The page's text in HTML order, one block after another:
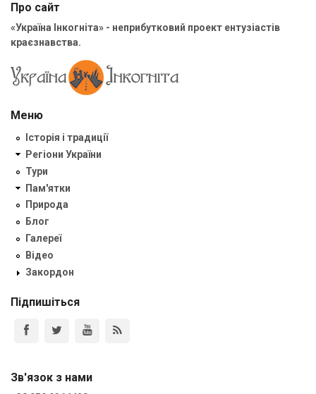
Про сайт
«Україна Інкогніта» - неприбутковий проект ентузіастів
краєзнавства.
Меню
Історія і традиції
Регіони України
Тури
Пам'ятки
Природа
Блог
Галереї
Відео
Закордон
Підпишіться
Зв'язок з нами